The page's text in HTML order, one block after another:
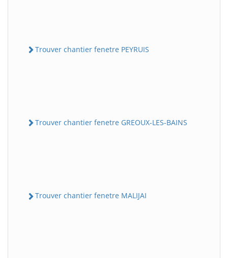
Trouver chantier fenetre PEYRUIS
Trouver chantier fenetre GREOUX-LES-BAINS
Trouver chantier fenetre MALIJAI